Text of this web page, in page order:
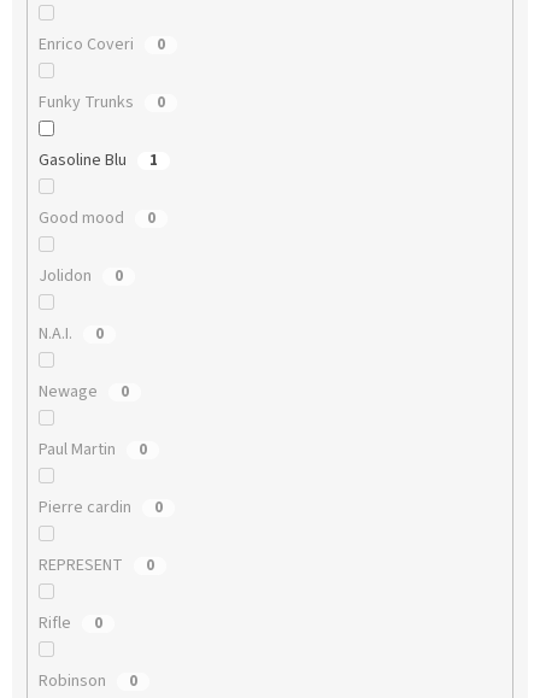
Enrico Coveri 0
Funky Trunks 0
Gasoline Blu 1
Good mood 0
Jolidon 0
N.A.I. 0
Newage 0
Paul Martin 0
Pierre cardin 0
REPRESENT 0
Rifle 0
Robinson 0